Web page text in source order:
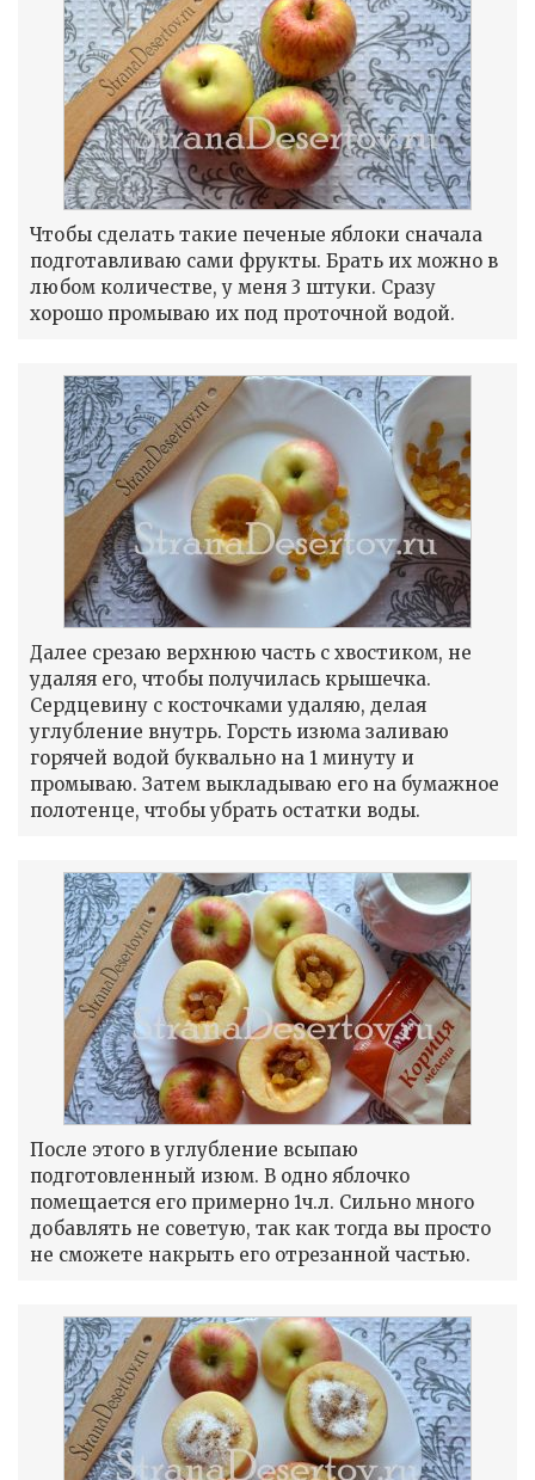
Чтобы сделать такие печеные яблоки сначала
подготавливаю сами фрукты. Брать их можно в
любом количестве, у меня 3 штуки. Сразу
хорошо промываю их под проточной водой.
Далее срезаю верхнюю часть с хвостиком, не
удаляя его, чтобы получилась крышечка.
Сердцевину с косточками удаляю, делая
углубление внутрь. Горсть изюма заливаю
горячей водой буквально на 1 минуту и
промываю. Затем выкладываю его на бумажное
полотенце, чтобы убрать остатки воды.
После этого в углубление всыпаю
подготовленный изюм. В одно яблочко
помещается его примерно 1ч.л. Сильно много
добавлять не советую, так как тогда вы просто
не сможете накрыть его отрезанной частью.